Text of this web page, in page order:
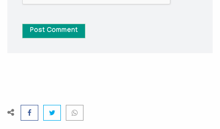
Post Comment